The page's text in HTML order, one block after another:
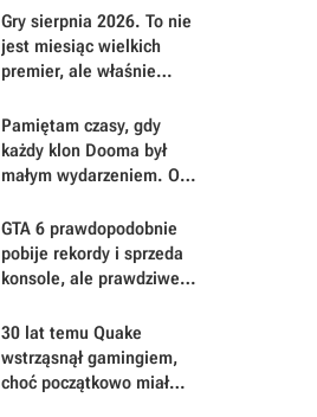
Gry sierpnia 2026. To nie
jest miesiąc wielkich
premier, ale właśnie
mu się uważniej
Pamiętam czasy, gdy
każdy klon Dooma był
małym wydarzeniem. Oto
FPS-y lat 90.
GTA 6 prawdopodobnie
pobije rekordy i sprzeda
konsole, ale prawdziwe
będą musieli mu
wybaczyć
30 lat temu Quake
wstrząsnął gamingiem,
choć początkowo miał